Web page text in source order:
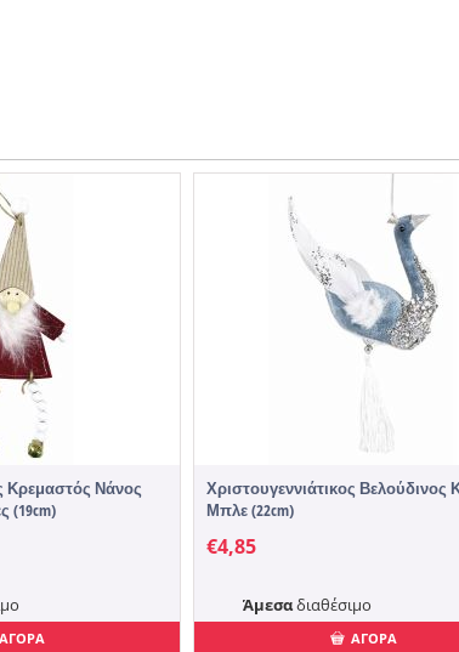
Κρεμαστός Νάνος
(19cm)
ΑΓΟΡΑ
Χριστουγεννιάτικος Βελούδινος
Μπλε (22cm)
€4,85
Άμεσαδιαθέσιμο
ΑΓΟΡΑ